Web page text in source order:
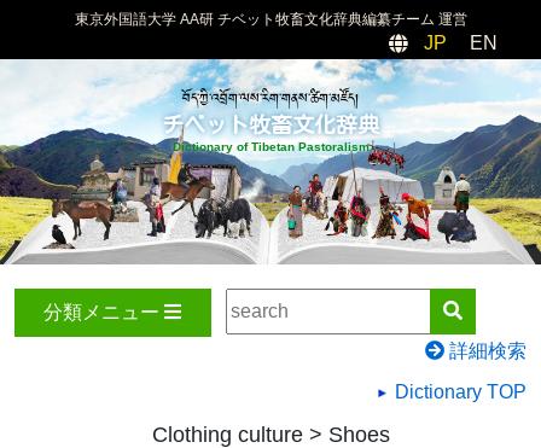
東京外国語大学 AA研 チベット牧畜文化辞典編纂チーム 運営
JP EN
བོད་ཀྱི་འབྲོག་ལས་རིག་གནས་ཚིག་མཛོད།
チベット牧畜文化辞典
Dictionary of Tibetan Pastoralism
分類メニュー
詳細検索
Dictionary TOP
Clothing culture > Shoes